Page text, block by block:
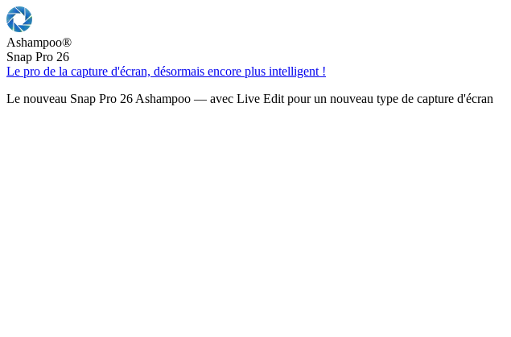
Ashampoo®
Snap Pro 26
Le pro de la capture d'écran, désormais encore plus intelligent !
Le nouveau Snap Pro 26 Ashampoo — avec Live Edit pour un nouveau type de capture d'écran